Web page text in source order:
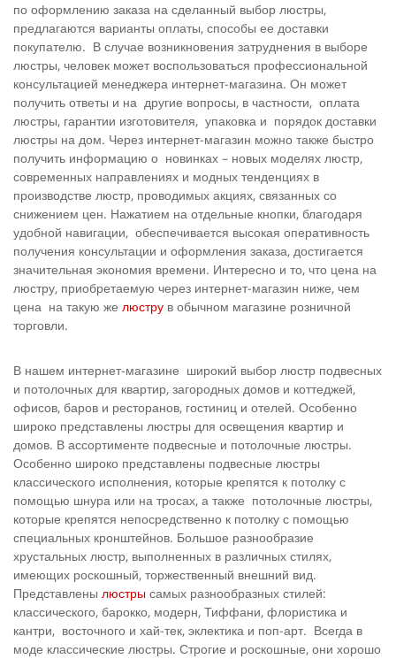
по оформлению заказа на сделанный выбор люстры,
предлагаются варианты оплаты, способы ее доставки
покупателю. В случае возникновения затруднения в выборе
люстры, человек может воспользоваться профессиональной
консультацией менеджера интернет-магазина. Он может
получить ответы и на другие вопросы, в частности, оплата
люстры, гарантии изготовителя, упаковка и порядок доставки
люстры на дом. Через интернет-магазин можно также быстро
получить информацию о новинках – новых моделях люстр,
современных направлениях и модных тенденциях в
производстве люстр, проводимых акциях, связанных со
снижением цен. Нажатием на отдельные кнопки, благодаря
удобной навигации, обеспечивается высокая оперативность
получения консультации и оформления заказа, достигается
значительная экономия времени. Интересно и то, что цена на
люстру, приобретаемую через интернет-магазин ниже, чем
цена на такую же люстру в обычном магазине розничной
торговли.
В нашем интернет-магазине широкий выбор люстр подвесных
и потолочных для квартир, загородных домов и коттеджей,
офисов, баров и ресторанов, гостиниц и отелей. Особенно
широко представлены люстры для освещения квартир и
домов. В ассортименте подвесные и потолочные люстры.
Особенно широко представлены подвесные люстры
классического исполнения, которые крепятся к потолку с
помощью шнура или на тросах, а также потолочные люстры,
которые крепятся непосредственно к потолку с помощью
специальных кронштейнов. Большое разнообразие
хрустальных люстр, выполненных в различных стилях,
имеющих роскошный, торжественный внешний вид.
Представлены люстры самых разнообразных стилей:
классического, барокко, модерн, Тиффани, флористика и
кантри, восточного и хай-тек, эклектика и поп-арт. Всегда в
моде классические люстры. Строгие и роскошные, они хорошо